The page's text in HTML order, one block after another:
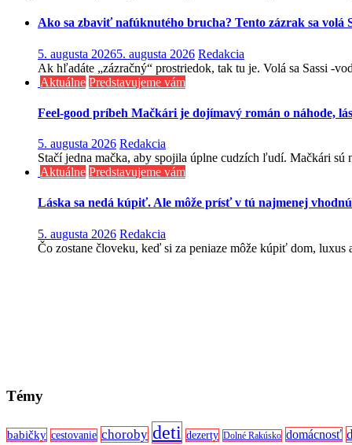
Ako sa zbaviť nafúknutého brucha? Tento zázrak sa volá
5. augusta 20265. augusta 2026 Redakcia
Ak hľadáte „zázračný“ prostriedok, tak tu je. Volá sa Sassi -
Aktuálne Predstavujeme vám
Feel-good príbeh Mačkári je dojímavý román o náhode,
5. augusta 2026 Redakcia
Stačí jedna mačka, aby spojila úplne cudzích ľudí. Mačkári
Aktuálne Predstavujeme vám
Láska sa nedá kúpiť. Ale môže prísť v tú najmenej
5. augusta 2026 Redakcia
Čo zostane človeku, keď si za peniaze môže kúpiť dom, luxus
Témy
babičky cestovanie choroby deti dezerty Dolné Rakúsko domácnosť